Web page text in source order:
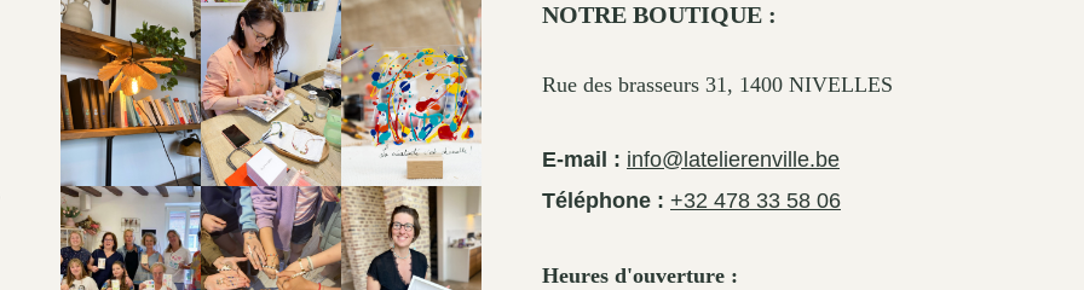
NOTRE BOUTIQUE :
Rue des brasseurs 31, 1400 NIVELLES
E-mail : info@latelierenville.be
Téléphone : +32 478 33 58 06
Heures d'ouverture :